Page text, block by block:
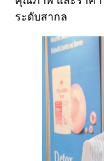
ระดับสากล